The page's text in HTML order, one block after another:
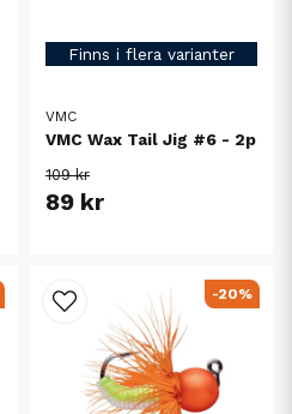
Finns i flera varianter
VMC
VMC Wax Tail Jig #6 - 2p
109 kr
89 kr
-20%